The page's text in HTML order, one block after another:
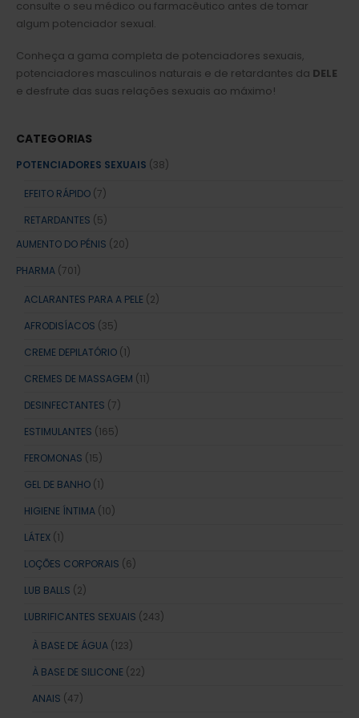
consulte o seu médico ou farmacêutico antes de tomar
algum potenciador sexual.
Conheça a gama completa de potenciadores sexuais,
potenciadores masculinos naturais e de retardantes da DELE
e desfrute das suas relações sexuais ao máximo!
CATEGORIAS
POTENCIADORES SEXUAIS (38)
EFEITO RÁPIDO (7)
RETARDANTES (5)
AUMENTO DO PÉNIS (20)
PHARMA (701)
ACLARANTES PARA A PELE (2)
AFRODISÍACOS (35)
CREME DEPILATÓRIO (1)
CREMES DE MASSAGEM (11)
DESINFECTANTES (7)
ESTIMULANTES (165)
FEROMONAS (15)
GEL DE BANHO (1)
HIGIENE ÍNTIMA (10)
LÁTEX (1)
LOÇÕES CORPORAIS (6)
LUB BALLS (2)
LUBRIFICANTES SEXUAIS (243)
À BASE DE ÁGUA (123)
À BASE DE SILICONE (22)
ANAIS (47)